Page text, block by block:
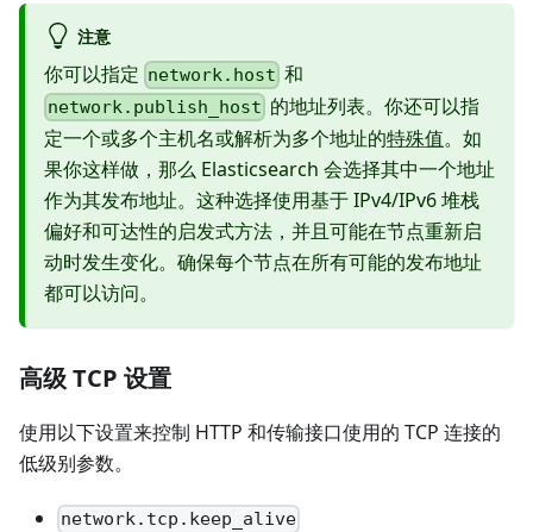
注意
你可以指定 network.host 和
network.publish_host 的地址列表。你还可以指
定一个或多个主机名或解析为多个地址的特殊值。如
果你这样做，那么 Elasticsearch 会选择其中一个地址
作为其发布地址。这种选择使用基于 IPv4/IPv6 堆栈
偏好和可达性的启发式方法，并且可能在节点重新启
动时发生变化。确保每个节点在所有可能的发布地址
都可以访问。
高级 TCP 设置
使用以下设置来控制 HTTP 和传输接口使用的 TCP 连接的
低级别参数。
network.tcp.keep_alive